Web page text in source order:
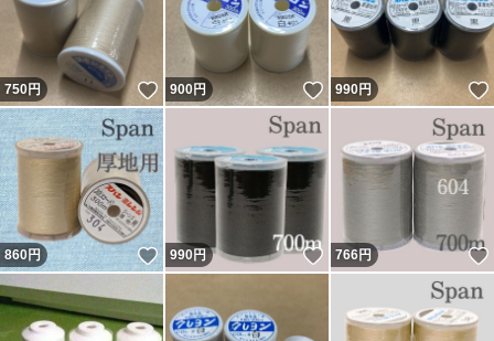
750円 いいね！
900円 いいね！
990円
860円 いいね！
990円 いいね！
766円